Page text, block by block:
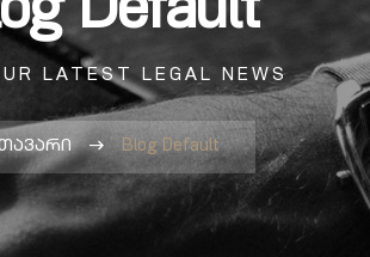
Default
LATEST LEGAL NEWS
Blog Default